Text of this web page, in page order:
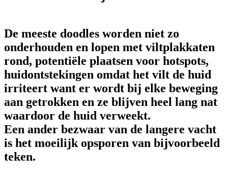
De meeste doodles worden niet zo
onderhouden en lopen met viltplakkaten
rond, potentiële plaatsen voor hotspots,
huidontstekingen omdat het vilt de huid
irriteert want er wordt bij elke beweging
aan getrokken en ze blijven heel lang nat
waardoor de huid verweekt.
Een ander bezwaar van de langere vacht
is het moeilijk opsporen van bijvoorbeeld
teken.